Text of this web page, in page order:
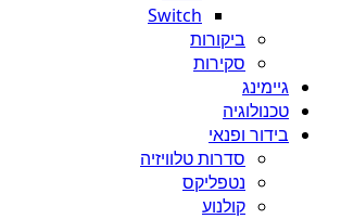
Switch
ביקורות
סקירות
גיימינג
טכנולוגיה
בידור ופנאי
סדרות טלוויזיה
נטפליקס
קולנוע